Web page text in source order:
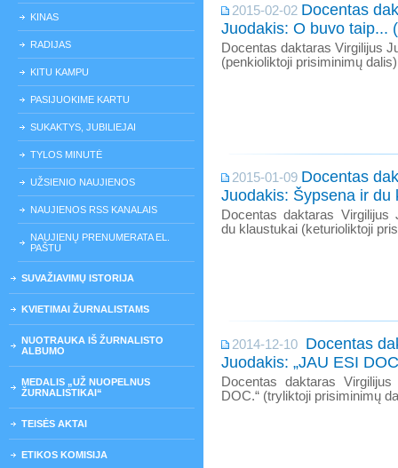
KINAS
RADIJAS
KITU KAMPU
PASIJUOKIME KARTU
SUKAKTYS, JUBILIEJAI
TYLOS MINUTĖ
UŽSIENIO NAUJIENOS
NAUJIENOS RSS KANALAIS
NAUJIENŲ PRENUMERATA EL.
PAŠTU
SUVAŽIAVIMŲ ISTORIJA
KVIETIMAI ŽURNALISTAMS
NUOTRAUKA IŠ ŽURNALISTO
ALBUMO
MEDALIS „UŽ NUOPELNUS
ŽURNALISTIKAI“
TEISĖS AKTAI
ETIKOS KOMISIJA
2015-02-02 Docentas
Juodakis: O buvo taip...
Docentas daktaras Virgilijus
(penkioliktoji prisiminimų dalis)
2015-01-09 Docentas
Juodakis: Šypsena ir du
Docentas daktaras Virgilijus
du klaustukai (keturioliktoji
2014-12-10
Docentas
Juodakis: „JAU ESI
Docentas daktaras
DOC.“ (tryliktoji prisiminimų